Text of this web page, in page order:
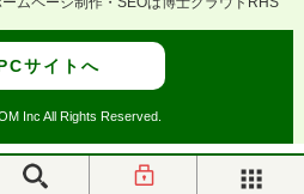
サイトへ
Inc All Rights Reserved.